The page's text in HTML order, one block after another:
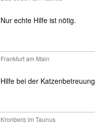
Nur echte Hilfe ist nötig.
Frankfurt am Main
Hilfe bei der Katzenbetreuung
Kronberg im Taunus